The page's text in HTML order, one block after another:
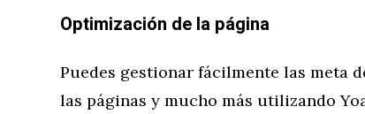
Optimización de la página
Puedes gestionar fácilmente las meta
las páginas y mucho más utilizando